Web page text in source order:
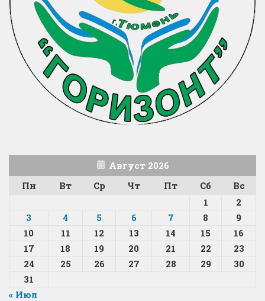
Август 2026
Пн
Вт Ср Чт Пт Сб
Вс
1
2
3
4 5 6 7 8
9
10
11 12 13 14 15
16
17
18 19 20 21 22
23
24
25 26 27 28 29
30
31
« Июл